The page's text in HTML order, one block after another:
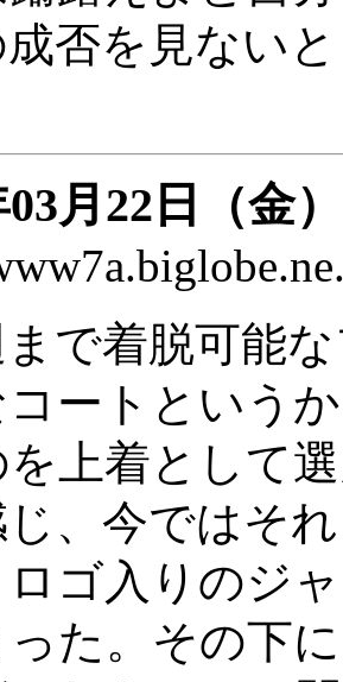
否を見ない
月22日（金）
で着脱可能
ートという
を上着として
、今ではそ
ロゴ入りのジ
た。その下